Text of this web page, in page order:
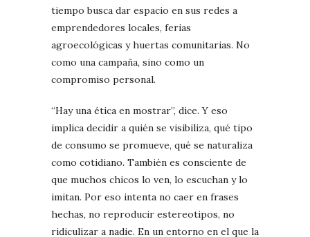
tiempo busca dar espacio en sus redes a
emprendedores locales, ferias
agroecológicas y huertas comunitarias. No
como una campaña, sino como un
compromiso personal.
“Hay una ética en mostrar”, dice. Y eso
implica decidir a quién se visibiliza, qué tipo
de consumo se promueve, qué se naturaliza
como cotidiano. También es consciente de
que muchos chicos lo ven, lo escuchan y lo
imitan. Por eso intenta no caer en frases
hechas, no reproducir estereotipos, no
ridiculizar a nadie. En un entorno en el que la